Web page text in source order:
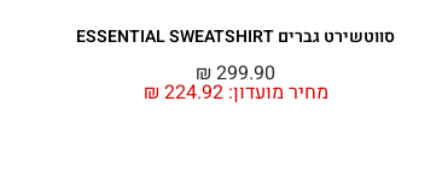
סווטשירט גברים ESSENTIAL SWEATSHIRT
מחיר מועדון: ₪ 224.92
₪ 299.90